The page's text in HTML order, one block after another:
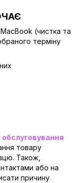
(чистка та
терміну
обслуговування
товару
Також,
або на
причину